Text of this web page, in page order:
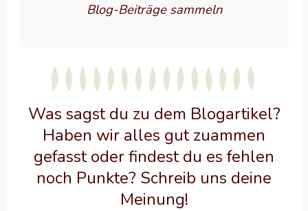
Blog-Beiträge sammeln
Was sagst du zu dem Blogartikel?
Haben wir alles gut zuammen
gefasst oder findest du es fehlen
noch Punkte? Schreib uns deine
Meinung!